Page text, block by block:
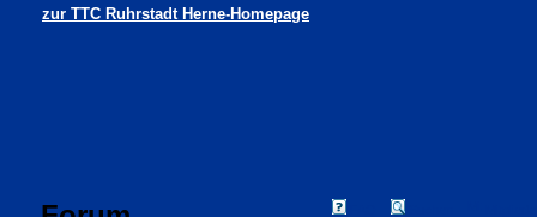
zur TTC Ruhrstadt Herne-Homepage